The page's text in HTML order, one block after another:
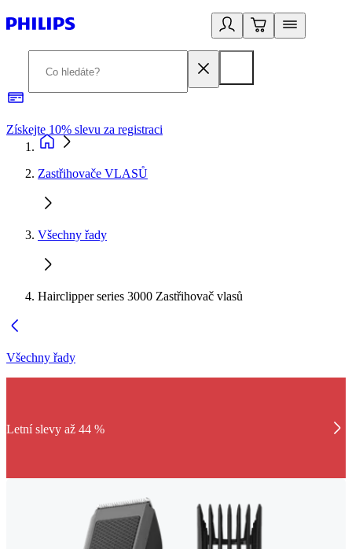
Získejte 10% slevu za registraci
Zastřihovače VLASŮ
Všechny řady
Hairclipper series 3000 Zastřihovač vlasů
Všechny řady
Letní slevy až 44 %